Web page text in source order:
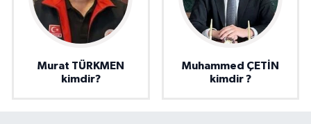
Murat TÜRKMEN
kimdir?
Muhammed ÇETİN
kimdir ?